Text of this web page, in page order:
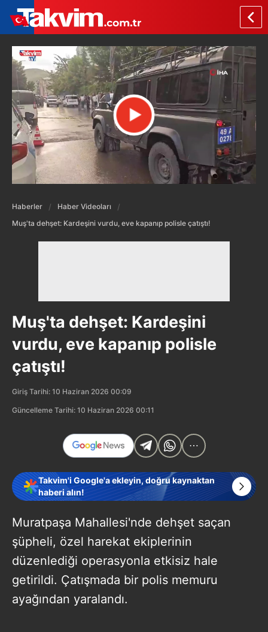
Haberler
Haber Videoları
Muş'ta dehşet: Kardeşini vurdu, eve kapanıp polisle çatıştı!
Muş'ta dehşet: Kardeşini
vurdu, eve kapanıp polisle
çatıştı!
Giriş Tarihi: 10 Haziran 2026 00:09
Güncelleme Tarihi: 10 Haziran 2026 00:11
Takvim'i Google'a ekleyin, doğru kaynaktan
haberi alın!
Muratpaşa Mahallesi'nde dehşet saçan
şüpheli, özel harekat ekiplerinin
düzenlediği operasyonla etkisiz hale
getirildi. Çatışmada bir polis memuru
ayağından yaralandı.